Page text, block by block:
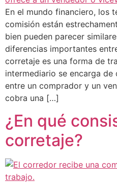
En el mundo financiero, los
comisión están
bien pueden parecer
diferencias importantes
corretaje es una forma de
intermediario se encarga
entre un comprador y un
cobra una […]
¿En qué
corretaje?